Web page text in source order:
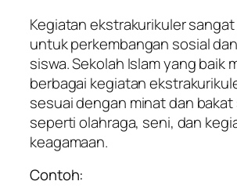
Kegiatan ekstrakurikuler
untuk perkembangan sosial
siswa. Sekolah Islam yang baik
berbagai kegiatan
sesuai dengan minat dan bakat
seperti olahraga, seni, dan
keagamaan.
Contoh: